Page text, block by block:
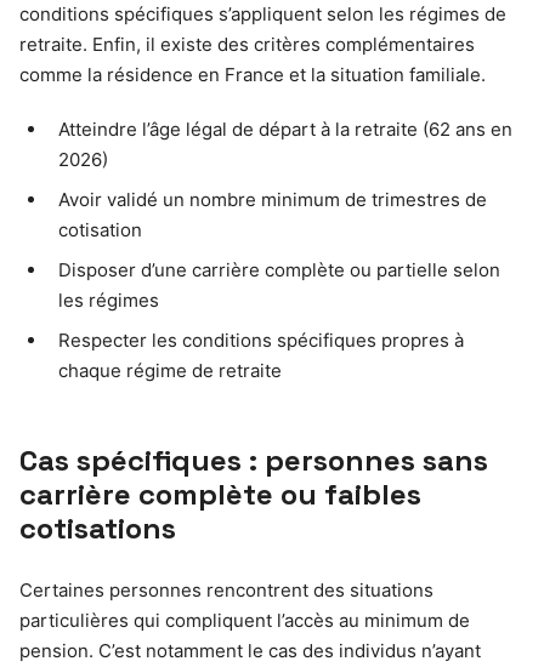
conditions spécifiques s’appliquent selon les régimes de
retraite. Enfin, il existe des critères complémentaires
comme la résidence en France et la situation familiale.
Atteindre l’âge légal de départ à la retraite (62 ans en
2026)
Avoir validé un nombre minimum de trimestres de
cotisation
Disposer d’une carrière complète ou partielle selon
les régimes
Respecter les conditions spécifiques propres à
chaque régime de retraite
Cas spécifiques : personnes sans
carrière complète ou faibles
cotisations
Certaines personnes rencontrent des situations
particulières qui compliquent l’accès au minimum de
pension. C’est notamment le cas des individus n’ayant